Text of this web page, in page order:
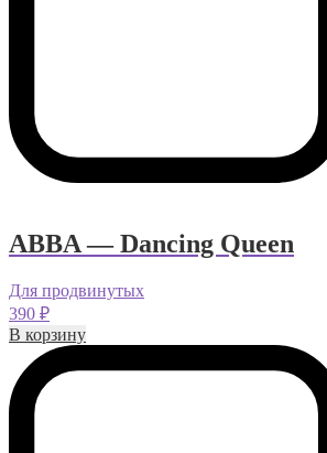
ABBA — Dancing Queen
Для продвинутых
390 ₽
В корзину